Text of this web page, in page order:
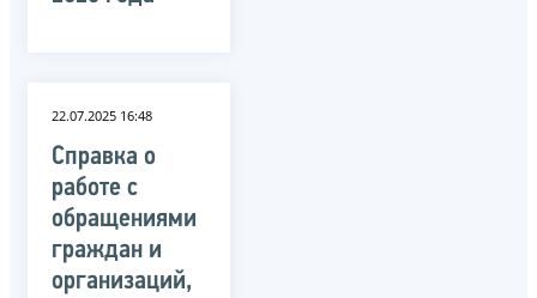
22.07.2025 16:48
Справка о
работе с
обращениями
граждан и
организаций,